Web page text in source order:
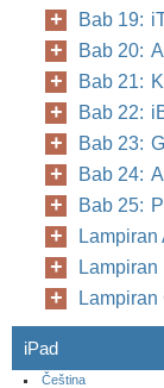
Bab 19:
Bab 20:
Bab 21:
Bab 22:
Bab 23:
Bab 24:
Bab 25:
iPad
Čeština